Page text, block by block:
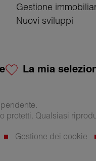
Gestione
Nuovi sviluppi
La mia
protetti. Qualsiasi
Gestione dei cookie